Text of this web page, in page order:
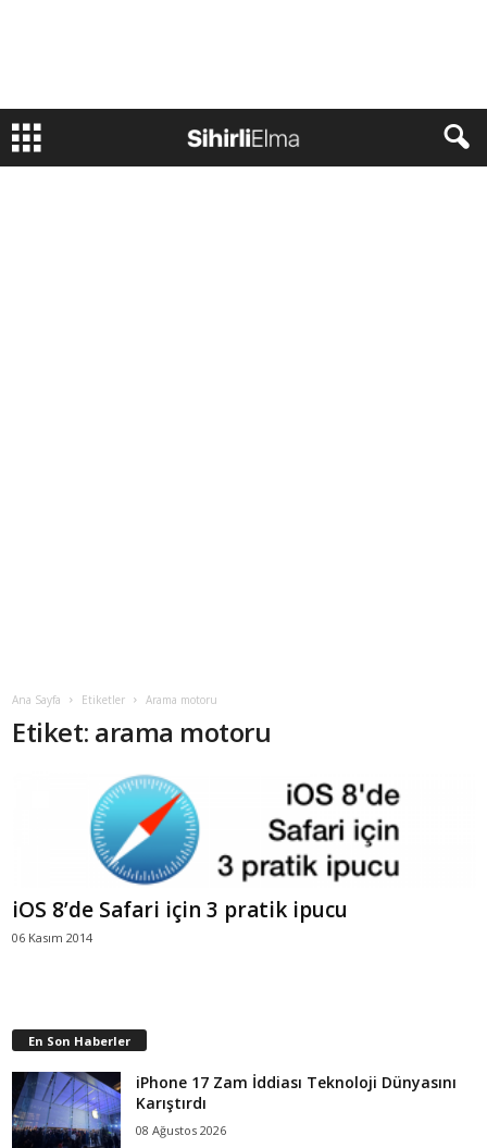
Ana Sayfa Etiketler Arama motoru
Etiket: arama motoru
iOS 8’de Safari için 3 pratik ipucu
06 Kasım 2014
En Son Haberler
iPhone 17 Zam İddiası Teknoloji Dünyasını
Karıştırdı
08 Ağustos 2026